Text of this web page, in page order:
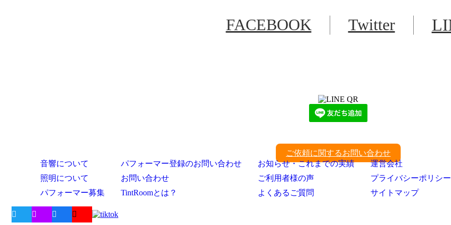
FACEBOOK Twitter
ご依頼に関するお問い合わせ
音響について
照明について
パフォーマー募集
パフォーマー登録のお問い合わせ
お問い合わせ
TintRoomとは？
お知らせ・これまでの実績
ご利用者様の声
よくあるご質問
運営会社
プライバシーポリシー
サイトマップ